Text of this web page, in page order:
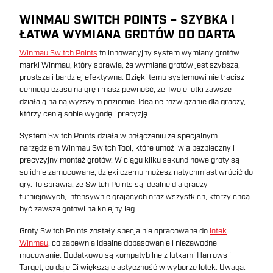
WINMAU SWITCH POINTS – SZYBKA I
ŁATWA WYMIANA GROTÓW DO DARTA
Winmau Switch Points to innowacyjny system wymiany grotów
marki Winmau, który sprawia, że wymiana grotów jest szybsza,
prostsza i bardziej efektywna. Dzięki temu systemowi nie tracisz
cennego czasu na grę i masz pewność, że Twoje lotki zawsze
działają na najwyższym poziomie. Idealne rozwiązanie dla graczy,
którzy cenią sobie wygodę i precyzję.
System Switch Points działa w połączeniu ze specjalnym
narzędziem Winmau Switch Tool, które umożliwia bezpieczny i
precyzyjny montaż grotów. W ciągu kilku sekund nowe groty są
solidnie zamocowane, dzięki czemu możesz natychmiast wrócić do
gry. To sprawia, że Switch Points są idealne dla graczy
turniejowych, intensywnie grających oraz wszystkich, którzy chcą
być zawsze gotowi na kolejny leg.
Groty Switch Points zostały specjalnie opracowane do lotek
Winmau, co zapewnia idealne dopasowanie i niezawodne
mocowanie. Dodatkowo są kompatybilne z lotkami Harrows i
Target, co daje Ci większą elastyczność w wyborze lotek. Uwaga: